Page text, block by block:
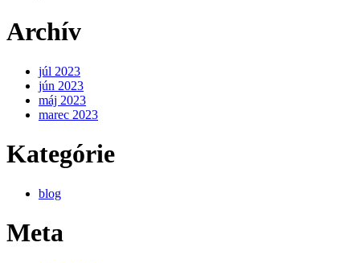
Archív
júl 2023
jún 2023
máj 2023
marec 2023
Kategórie
blog
Meta